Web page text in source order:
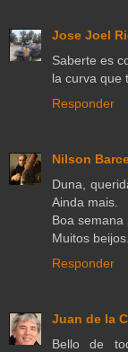
Jose Joel
Saberte es
la curva que
Responder
Nilson
Duna,
Ainda mais.
Boa semana
Muitos beijos.
Responder
Juan de la
Bello de